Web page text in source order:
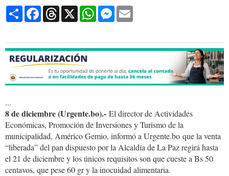
CompartirFacebookThreads
X WhatsAppMessenger
...
8 de diciembre (Urgente.bo).- El director de Actividades
Económicas, Promoción de Inversiones y Turismo de la
municipalidad, Américo Gemio, informó a Urgente.bo que la venta
“liberada” del pan dispuesto por la Alcaldía de La Paz regirá hasta
el 21 de diciembre y los únicos requisitos son que cueste a Bs 50
centavos, que pese 60 gr y la inocuidad alimentaria.